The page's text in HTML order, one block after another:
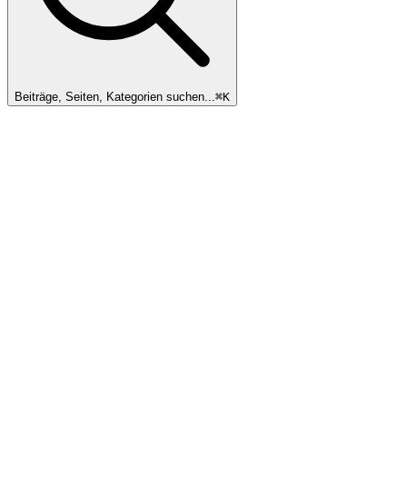
Beiträge, Seiten, Kategorien suchen...⌘K